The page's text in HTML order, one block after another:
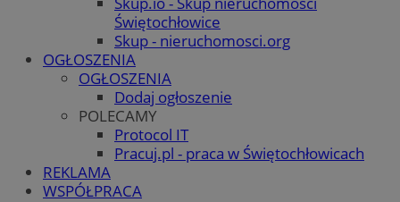
Świętochłowice
Skup - nieruchomosci.org
OGŁOSZENIA
OGŁOSZENIA
Dodaj ogłoszenie
POLECAMY
Protocol IT
Pracuj.pl - praca w Świętochłowicach
REKLAMA
WSPÓŁPRACA